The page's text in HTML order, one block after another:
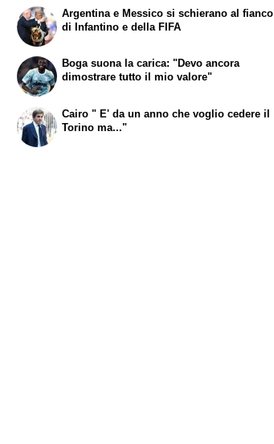
Argentina e Messico si schierano al fianco
di Infantino e della FIFA
Boga suona la carica: "Devo ancora
dimostrare tutto il mio valore"
Cairo " E' da un anno che voglio cedere il
Torino ma..."